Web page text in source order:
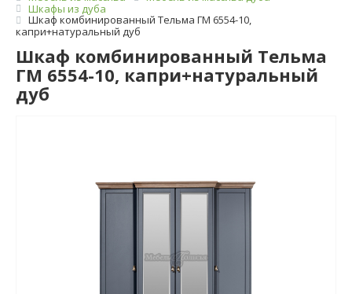
Шкафы из дуба
Шкаф комбинированный Тельма ГМ 6554-10,
капри+натуральный дуб
Шкаф комбинированный Тельма
ГМ 6554-10, капри+натуральный
дуб